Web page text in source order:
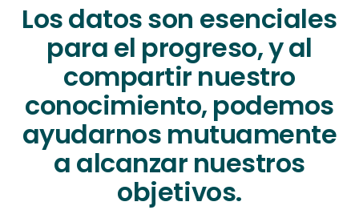
Los datos son esenciales
para el progreso, y al
compartir nuestro
conocimiento, podemos
ayudarnos mutuamente
a alcanzar nuestros
objetivos.